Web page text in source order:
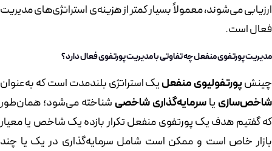
ارزیابی می‌شوند، معمولاً بسیار کمتر از هزینه‌ی استراتژی‌های مدیریت
فعال است.
مدیریت پورتفوی منفعل چه تفاوتی با مدیریت پورتفوی فعال دارد؟
چینشپورتفولیوی منفعلیک استراتژی بلندمدت است که به‌عنوان
شاخص‌سازی یاسرمایه‌گذاری شاخصی شناخته می‌شود؛ همان‌طور
که گفتیم هدف یک پورتفوی منفعل تکرار بازده یک شاخص یا معیار
بازار خاص است و ممکن است شامل سرمایه‌گذاری در یک یا چند